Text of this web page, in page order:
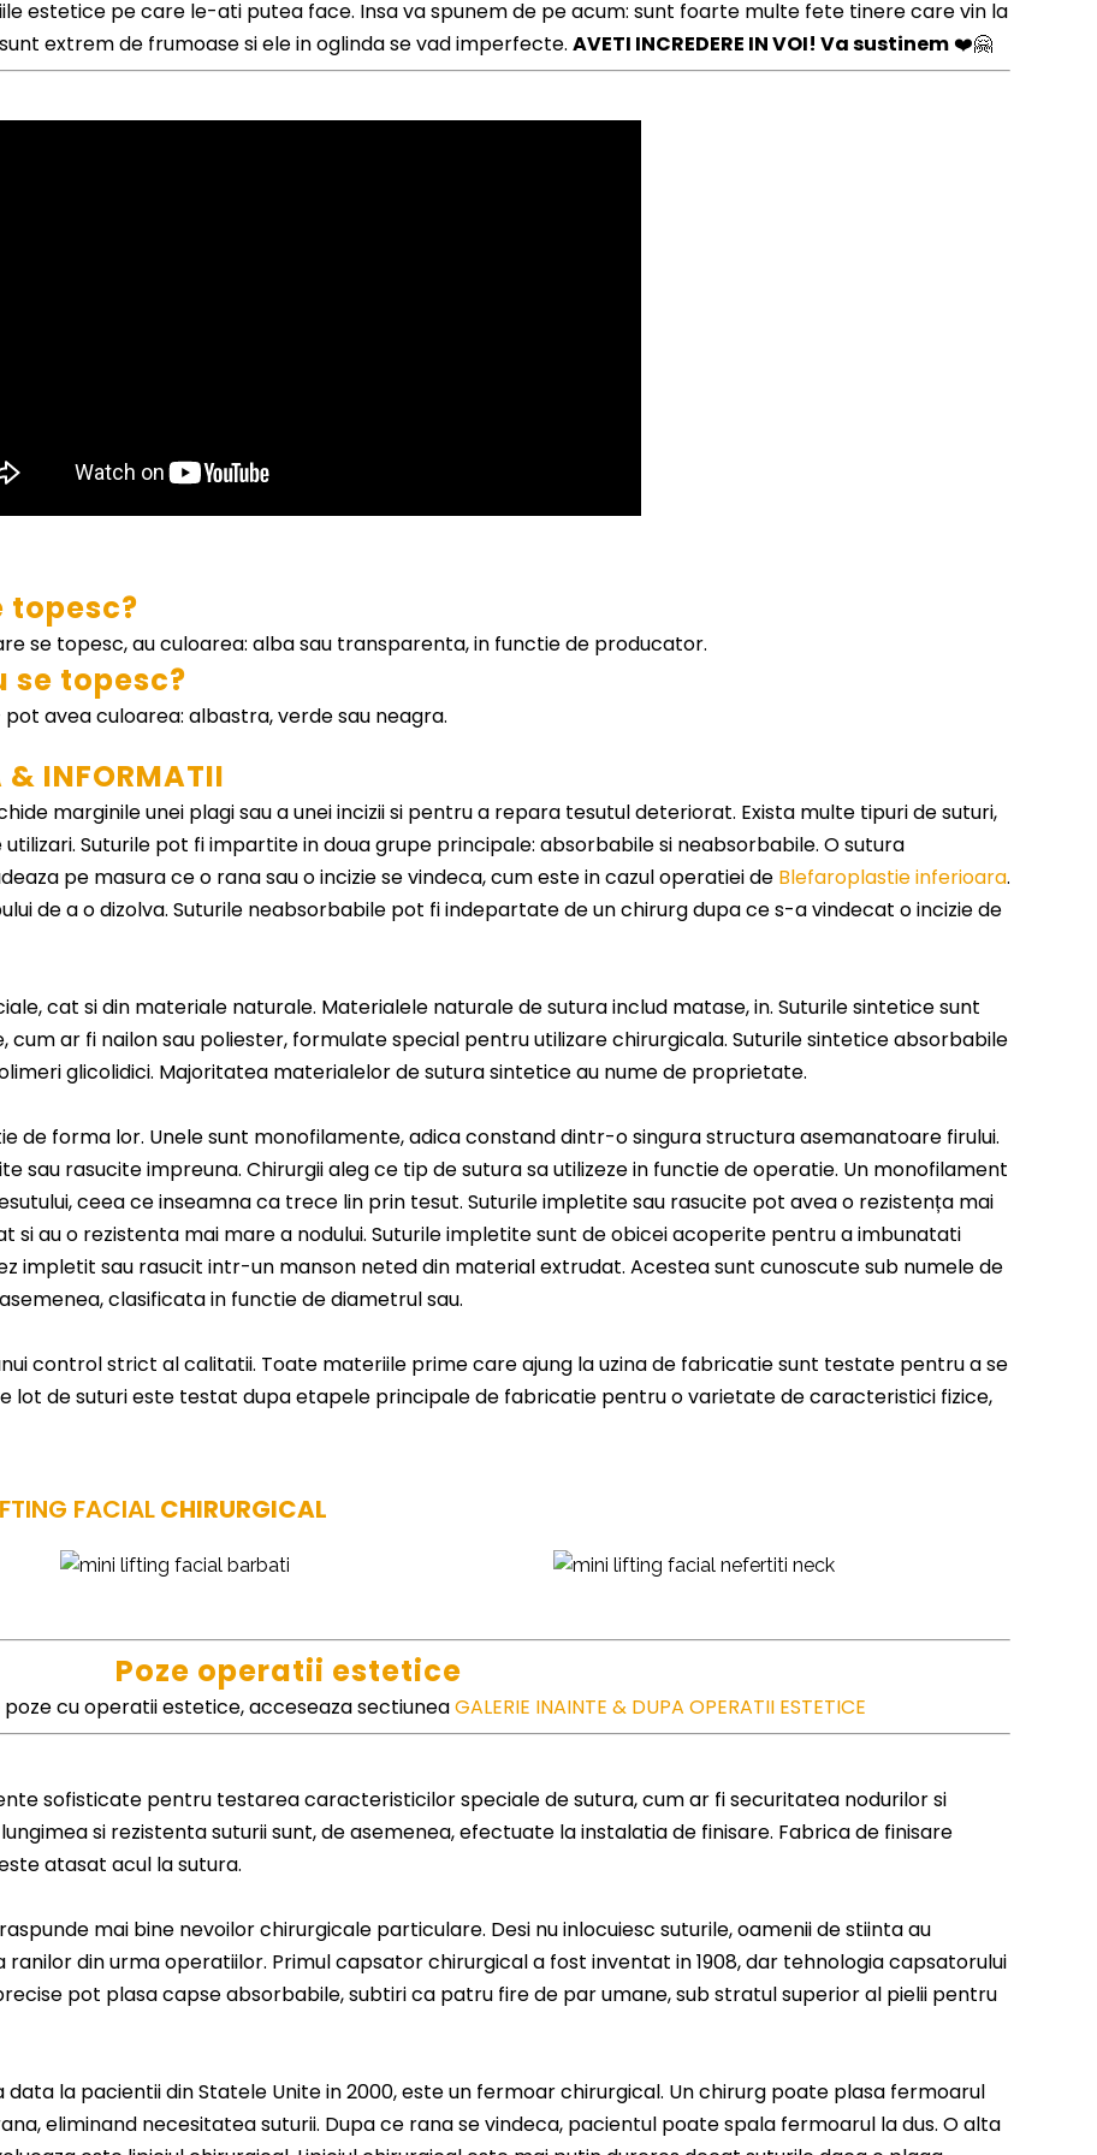
estetice pe care le-ati putea face. Insa va spunem de pe acum: sunt foarte multe fete tinere care vin la
extrem de frumoase si ele in oglinda se vad imperfecte. AVETI INCREDERE IN VOI! Va sustinem ❤️🤗
topesc?
se topesc, au culoarea: alba sau transparenta, in functie de producator.
se topesc?
avea culoarea: albastra, verde sau neagra.
& INFORMATII
marginile unei plagi sau a unei incizii si pentru a repara tesutul deteriorat. Exista multe tipuri de suturi,
Suturile pot fi impartite in doua grupe principale: absorbabile si neabsorbabile. O sutura
pe masura ce o rana sau o incizie se vindeca, cum este in cazul operatiei de Blefaroplastie inferioara.
de a o dizolva. Suturile neabsorbabile pot fi indepartate de un chirurg dupa ce s-a vindecat o incizie de
cat si din materiale naturale. Materialele naturale de sutura includ matase, in. Suturile sintetice sunt
ar fi nailon sau poliester, formulate special pentru utilizare chirurgicala. Suturile sintetice absorbabile
glicolidici. Majoritatea materialelor de sutura sintetice au nume de proprietate.
de forma lor. Unele sunt monofilamente, adica constand dintr-o singura structura asemanatoare firului.
sau rasucite impreuna. Chirurgii aleg ce tip de sutura sa utilizeze in functie de operatie. Un monofilament
ceea ce inseamna ca trece lin prin tesut. Suturile impletite sau rasucite pot avea o rezistența mai
si au o rezistenta mai mare a nodului. Suturile impletite sunt de obicei acoperite pentru a imbunatati
impletit sau rasucit intr-un manson neted din material extrudat. Acestea sunt cunoscute sub numele de
clasificata in functie de diametrul sau.
control strict al calitatii. Toate materiile prime care ajung la uzina de fabricatie sunt testate pentru a se
lot de suturi este testat dupa etapele principale de fabricatie pentru o varietate de caracteristici fizice,
FACIALCHIRURGICAL
Poze operatii estetice
cu operatii estetice, acceseaza sectiuneaGALERIE INAINTE & DUPA OPERATII ESTETICE
sofisticate pentru testarea caracteristicilor speciale de sutura, cum ar fi securitatea nodurilor si
si rezistenta suturii sunt, de asemenea, efectuate la instalatia de finisare. Fabrica de finisare
atasat acul la sutura.
mai bine nevoilor chirurgicale particulare. Desi nu inlocuiesc suturile, oamenii de stiinta au
din urma operatiilor. Primul capsator chirurgical a fost inventat in 1908, dar tehnologia capsatorului
pot plasa capse absorbabile, subtiri ca patru fire de par umane, sub stratul superior al pielii pentru
la pacientii din Statele Unite in 2000, este un fermoar chirurgical. Un chirurg poate plasa fermoarul
eliminand necesitatea suturii. Dupa ce rana se vindeca, pacientul poate spala fermoarul la dus. O alta